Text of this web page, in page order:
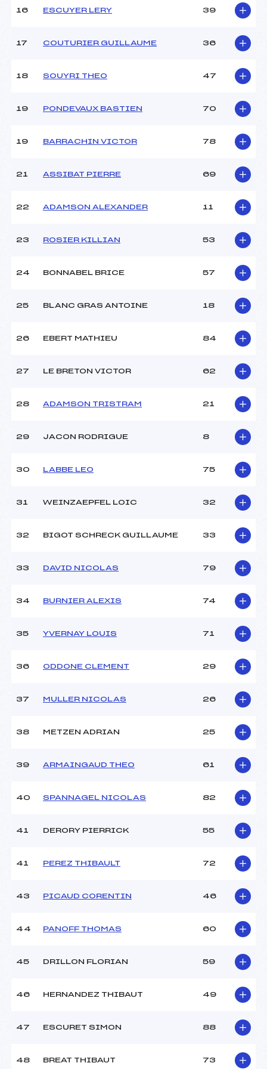
60.4800
Catégorie :
U18->U30
16 ESCUYER LERY 39
17 COUTURIER GUILLAUME 36
18 SOUYRI THEO 47
19 PONDEVAUX BASTIEN 70
19 BARRACHIN VICTOR 78
21 ASSIBAT PIERRE 69
22 ADAMSON ALEXANDER 11
23 ROSIER KILLIAN 53
24 BONNABEL BRICE 57
25 BLANC GRAS ANTOINE 18
26 EBERT MATHIEU 84
27 LE BRETON VICTOR 62
28 ADAMSON TRISTRAM 21
29 JACON RODRIGUE 8
30 LABBE LEO 75
31 WEINZAEPFEL LOIC 32
32 BIGOT SCHRECK GUILLAUME 33
33 DAVID NICOLAS 79
34 BURNIER ALEXIS 74
35 YVERNAY LOUIS 71
36 ODDONE CLEMENT 29
37 MULLER NICOLAS 26
38 METZEN ADRIAN 25
39 ARMAINGAUD THEO 61
40 SPANNAGEL NICOLAS 82
41 DERORY PIERRICK 55
41 PEREZ THIBAULT 72
43 PICAUD CORENTIN 46
44 PANOFF THOMAS 60
45 DRILLON FLORIAN 59
46 HERNANDEZ THIBAUT 49
47 ESCURET SIMON 88
48 BREAT THIBAUT 73